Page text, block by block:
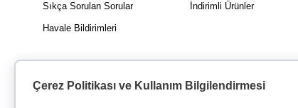
Sıkça Sorulan Sorular
Havale Bildirimleri
İndirimli Ürünler
Çerez Politikası ve Kullanım Bilgilendirmesi